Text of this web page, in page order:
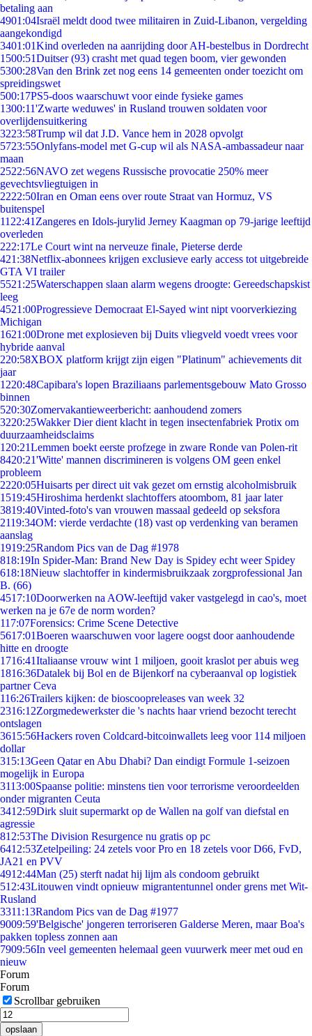
betaling aan
4901:04Israël meldt dood twee militairen in Zuid-Libanon, vergelding
aangekondigd
3401:01Kind overleden na aanrijding door AH-bestelbus in Dordrecht
1500:51Duitser (93) crasht met quad tegen boom, vier gewonden
5300:28Van den Brink zet nog eens 14 gemeenten onder toezicht om
spreidingswet
500:17PS5-doos waarschuwt voor einde fysieke games
1300:11'Zwarte weduwes' in Rusland trouwen soldaten voor
overlijdensuitkering
3223:58Trump wil dat J.D. Vance hem in 2028 opvolgt
5723:55Onlyfans-model met G-cup wil als NASA-ambassadeur naar
maan
2522:56NAVO zet wegens Russische provocatie 250% meer
gevechtsvliegtuigen in
2222:50Iran en Oman eens over route Straat van Hormuz, VS
buitenspel
11 22:41 Zangeres en Idols-jurylid Jerney Kaagman op 79-jarige leeftijd
overleden
222:17Le Court wint na nerveuze finale, Pieterse derde
421:38Netflix-abonnees krijgen exclusieve early access tot uitgebreide
GTA VI trailer
5521:25Waterschappen slaan alarm wegens droogte: Gereedschapskist
leeg
4521:00Progressieve Democraat El-Sayed wint nipt voorverkiezing
Michigan
1621:00Drone met explosieven bij Duits vliegveld voedt vrees voor
hybride aanval
220:58XBOX platform krijgt zijn eigen "Platinum" achievements dit
jaar
1220:48Capibara's lopen Braziliaans parlementsgebouw Mato Grosso
binnen
520:30Zomervakantieweerbericht: aanhoudend zomers
3220:25Wakker Dier dient klacht in tegen insectenfabriek Protix om
duurzaamheidsclaims
1 20:21Lemmen boekt eerste profzege in zware Ronde van Polen-rit
8420:21'Witte' mannen discrimineren is volgens OM geen enkel
probleem
2220:05Huisarts per direct uit vak gezet om ernstig alcoholmisbruik
1519:45Hiroshima herdenkt slachtoffers atoombom, 81 jaar later
3819:40Vinted-foto's van vrouwen massaal gedeeld op seksfora
2119:34OM: vierde verdachte (18) vast op verdenking van beramen
aanslag
1919:25Random Pics van de Dag #1978
818:19In Spider-Man: Brand New Day is Spidey echt weer Spidey
618:18Nieuw slachtoffer in kindermisbruikzaak zorgprofessional Jan
B. (66)
4517:10Doorwerken na AOW-leeftijd vaker vastgelegd in cao's, moet
werken na je 67e de norm worden?
117:07Forensics: Crime Scene Detective
5617:01Boeren waarschuwen voor lagere oogst door aanhoudende
hitte en droogte
1716:41Italiaanse vrouw wint 1 miljoen, gooit kraslot per abuis weg
1816:36Datalek bij Bol en de Bijenkorf na cyberaanval op logistiek
partner Ceva
116:26Trailers kijken: de bioscoopreleases van week 32
2316:12Zorgmedewerkster die 's nachts haar vriend bezocht terecht
ontslagen
3615:56Hackers roven Coldcard-bitcoinwallets leeg voor 114 miljoen
dollar
315:13Geen Qatar en Abu Dhabi? Dan eindigt Formule 1-seizoen
mogelijk in Europa
3113:00Spaanse politie: minstens tien voor terrorisme veroordeelden
onder migranten Ceuta
3412:59Dirk sluit supermarkt op de Wallen na golf van diefstal en
agressie
812:53The Division Resurgence nu gratis op pc
6412:53Zetelpeiling: 24 zetels voor Pro en 18 zetels voor D66, FvD,
JA21 en PVV
4912:44Man (25) sterft nadat hij lijm als condoom gebruikt
512:43Litouwen vindt opnieuw migrantentunnel onder grens met Wit-
Rusland
3311:13Random Pics van de Dag #1977
9009:59'Belgische' jongeren terroriseren Galderse Meren, maar Boa's
pakken topless zonnen aan
7909:56In veel gemeenten helemaal geen vuurwerk meer met oud en
nieuw
Forum
Forum
Scrollbar gebruiken
opslaan